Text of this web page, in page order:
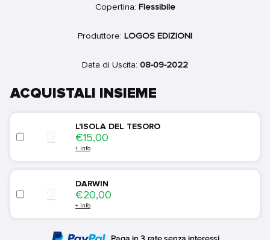
Copertina: Flessibile
Produttore: LOGOS EDIZIONI
Data di Uscita: 08-09-2022
ACQUISTALI INSIEME
L'ISOLA DEL TESORO
Price
€15,00
+ info
DARWIN
Price
€20,00
+ info